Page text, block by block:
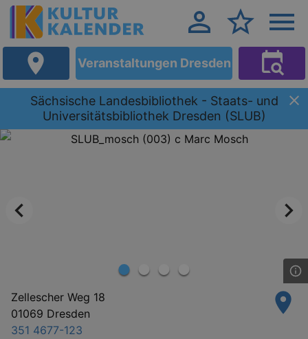
Veranstaltungen Dresden
Sächsische Landesbibliothek - Staats- und
Universitätsbibliothek Dresden (SLUB)
Zellescher Weg 18
01069 Dresden
351 4677-123